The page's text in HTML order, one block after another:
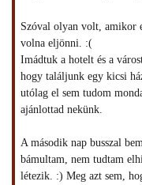
Szóval olyan volt, amikor
volna eljönni. :(
Imádtuk a hotelt és a
hogy találjunk egy kicsi
utólag el sem tudom
ajánlottad nekünk.
A második nap busszal
bámultam, nem tudtam
létezik. :) Meg azt sem,